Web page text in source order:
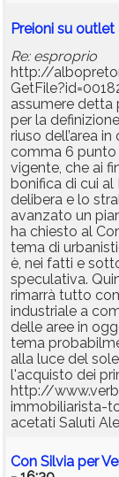
Preioni su
Re: esproprio
http://
assumere detta
per la
riuso dell’area
comma 6 punto
vigente, che ai
bonifica di cui al
delibera e lo
avanzato un
ha chiesto al
tema di
è, nei fatti e
speculativa.
rimarrà tutto
industriale a
delle aree in
tema
alla luce del
l'acquisto dei
http://
immobiliarista-
acetati Saluti
Con Silvia per